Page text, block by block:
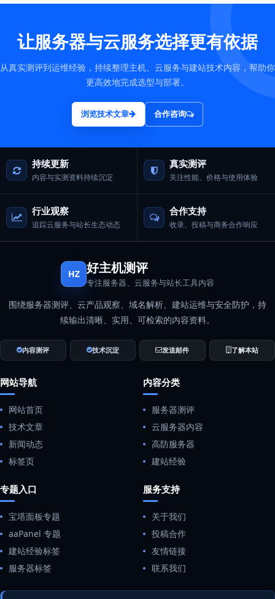
让服务器与云服务选择更有依据
从真实测评到运维经验，持续整理主机、云服务与建站技术内容，帮助你
更高效地完成选型与部署。
浏览技术文章 合作咨询
持续更新
内容与实测资料持续沉淀
真实测评
关注性能、价格与使用体验
行业观察
追踪云服务与站长生态动态
合作支持
收录、投稿与商务合作响应
HZ 好主机测评
专注服务器、云服务与站长工具内容
围绕服务器测评、云产品观察、域名解析、建站运维与安全防护，持
续输出清晰、实用、可检索的内容资料。
内容测评 技术沉淀 发送邮件 了解本站
网站导航
网站首页
技术文章
新闻动态
标签页
内容分类
服务器测评
云服务器内容
高防服务器
建站经验
专题入口
宝塔面板专题
aaPanel 专题
建站经验标签
服务器标签
服务支持
关于我们
投稿合作
友情链接
联系我们